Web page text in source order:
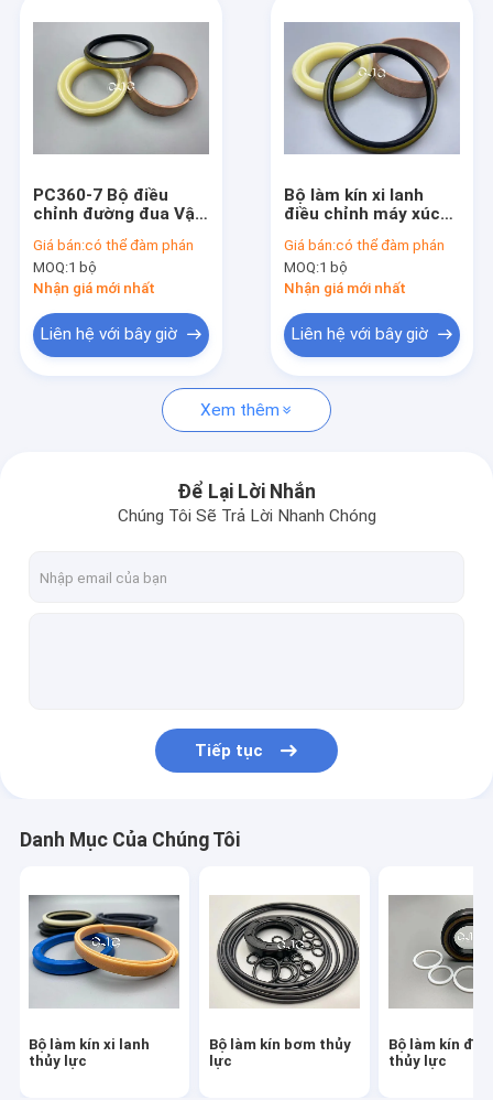
Sản phẩm
Trình diễn VR
Liên hệ với chúng tôi
Tin tức
Bộ làm kín xi lanh thủy lực
Bộ làm kín bơm thủy lực
O Ring Seal Kit
Bộ đóng dấu máy xúc
Bộ đóng dấu điều chỉnh theo dõi
Con dấu dầu Skeleton
Con dấu dầu nổi
PC360-7 Bộ điều
chỉnh đường đua Vật
Giá bán:có thể đàm phán
MOQ:1 bộ
Nhận giá mới nhất
Liên hệ với bây giờ
Bộ làm kín xi lanh
điều chỉnh máy xúc
theo dõi Mòn, khô,
sức đề kháng thấp
Giá bán:có thể đàm phán
MOQ:1 bộ
Nhận giá mới nhất
Liên hệ với bây giờ
Xem thêm
Để Lại Lời Nhắn
Chúng Tôi Sẽ Trả Lời Nhanh Chóng
Tiếp tục
Danh Mục Của Chúng Tôi
Bộ làm kín xi lanh
thủy lực
Bộ làm kín bơm thủy
lực
Bộ làm kín
thủy lực